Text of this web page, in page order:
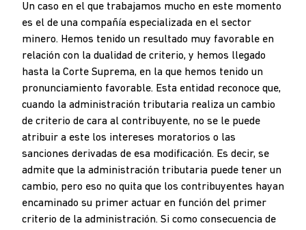
Un caso en el que trabajamos mucho en este momento
es el de una compañía especializada en el sector
minero. Hemos tenido un resultado muy favorable en
relación con la dualidad de criterio, y hemos llegado
hasta la Corte Suprema, en la que hemos tenido un
pronunciamiento favorable. Esta entidad reconoce que,
cuando la administración tributaria realiza un cambio
de criterio de cara al contribuyente, no se le puede
atribuir a este los intereses moratorios o las
sanciones derivadas de esa modificación. Es decir, se
admite que la administración tributaria puede tener un
cambio, pero eso no quita que los contribuyentes hayan
encaminado su primer actuar en función del primer
criterio de la administración. Si como consecuencia de